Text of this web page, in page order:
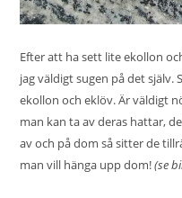
Efter att ha sett lite ekollon
jag väldigt sugen på det själv.
ekollon och eklöv. Är väldigt
man kan ta av deras hattar,
av och på dom så sitter de
man vill hänga upp dom!(se